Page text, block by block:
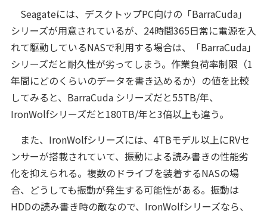
Seagateには、デスクトップPC向けの「BarraCuda」
シリーズが用意されているが、24時間365日常に電源を入
れて駆動しているNASで利用する場合は、「BarraCuda」
シリーズだと耐久性が劣ってしまう。作業負荷率制限（1
年間にどのくらいのデータを書き込めるか）の値を比較
してみると、BarraCuda シリーズだと55TB/年、
IronWolfシリーズだと180TB/年と3倍以上も違う。
また、IronWolfシリーズには、4TBモデル以上にRVセ
ンサーが搭載されていて、振動による読み書きの性能劣
化を抑えられる。複数のドライブを装着するNASの場
合、どうしても振動が発生する可能性がある。振動は
HDDの読み書き時の敵なので、IronWolfシリーズなら、